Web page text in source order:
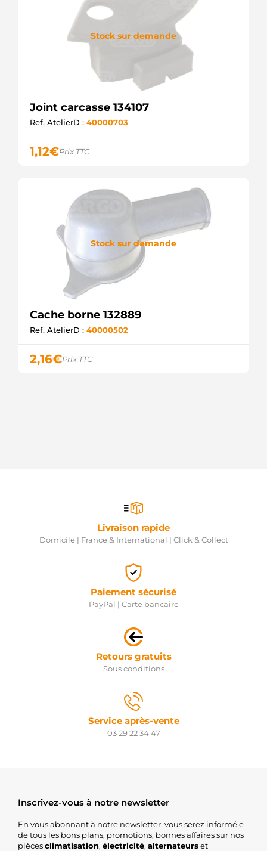
Stock sur demande
Joint carcasse 134107
Ref. AtelierD : 40000703
1,12€Prix TTC
Stock sur demande
Cache borne 132889
Ref. AtelierD : 40000502
2,16€Prix TTC
Livraison rapide
Domicile | France & International | Click & Collect
Paiement sécurisé
PayPal | Carte bancaire
Retours gratuits
Sous conditions
Service après-vente
03 29 22 34 47
Inscrivez-vous à notre newsletter
En vous abonnant à notre newsletter, vous serez informé.e
de tous les bons plans, promotions, bonnes affaires sur nos
piècesclimatisation, électricité, alternateurset